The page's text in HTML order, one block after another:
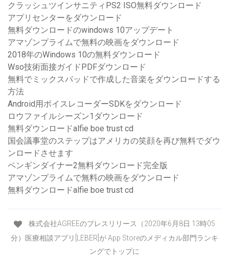
クラッシュツインサニティPS2 ISO無料ダウンロード
アプリセンターをダウンロード
無料ダウンロードのwindows 10アップデート
アマゾンプライムで無料の映画をダウンロード
2018年のWindows 10の無料ダウンロード
Wso技術面接ガイドPDFダウンロード
無料でミックスパッドで作成した音楽をダウンロードする
方法
Android用ボイスレコーダーSDKをダウンロード
ロウファイルシーズン1ダウンロード
無料ダウンロードalfie boe trust cd
国会議事堂のステップはアメリカの笑顔を再び無料でダウ
ンロードさせます
ペンギンダイナー2無料ダウンロード完全版
アマゾンプライムで無料の映画をダウンロード
無料ダウンロードalfie boe trust cd
株式会社AGREEのプレスリリース（2020年6月8日 13時05
分）医療相談アプリ[LEBER]が App Storeのメディカル部門ランキ
ングでトップに